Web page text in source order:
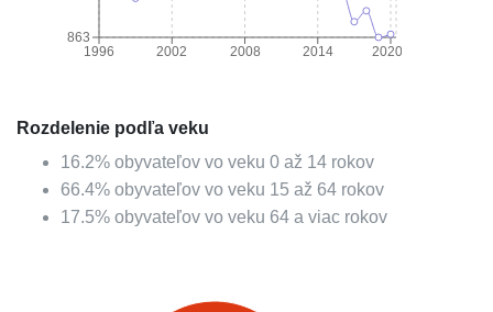
1996 2002 2008 2014 2020
863
Rozdelenie podľa veku
16.2% obyvateľov vo veku 0 až 14 rokov
66.4% obyvateľov vo veku 15 až 64 rokov
17.5% obyvateľov vo veku 64 a viac rokov